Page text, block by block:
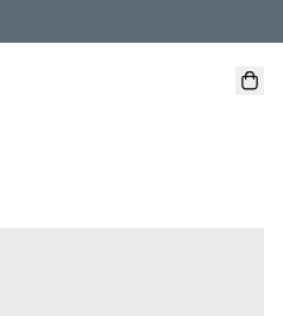
用於 本地送貨、本地取貨 )